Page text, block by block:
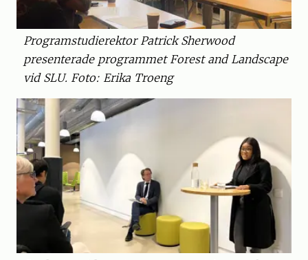
Programstudierektor Patrick Sherwood
presenterade programmet Forest and Landscape
vid SLU. Foto: Erika Troeng